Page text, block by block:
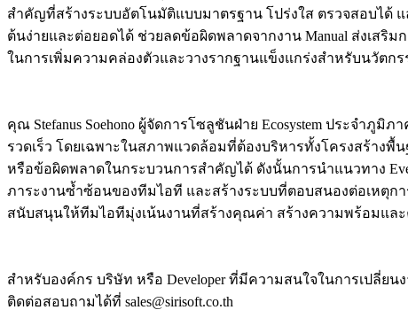
สำคัญที่สร้างระบบอัตโนมัติแบบมาตรฐาน โปร่งใส ตรวจสอบได้
ต้นง่ายและต่อยอดได้ ช่วยลดข้อผิดพลาดจากงาน Manual ส่งเส
ในการเพิ่มความคล่องตัวและวางรากฐานแข็งแกร่งสำหรับนวัตกร
คุณ Stefanus Soehono ผู้จัดการโซลูชันฝ่าย Ecosystem ประจำภู
รวดเร็ว โดยเฉพาะในสภาพแวดล้อมที่ต้องบริหารทั้งโครงสร้างพื้
หรือข้อผิดพลาดในกระบวนการสำคัญได้ ดังนั้นการนำแนวทาง
ภาระงานซ้ำซ้อนของทีมไอที และสร้างระบบที่ตอบสนองต่อเหตุ
สนับสนุนให้ทีมไอทีมุ่งเน้นงานที่สร้างคุณค่า สร้างความพร้อมแล
สำหรับองค์กร บริษัท หรือ Developer ที่มีความสนใจในการเปลี่ยนง
ติดต่อสอบถามได้ที่ sales@sirisoft.co.th